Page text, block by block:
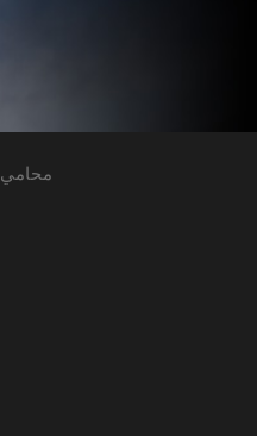
محامي